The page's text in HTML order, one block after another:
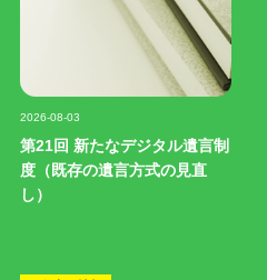
2026-08-03
第21回 新たなデジタル遺言制
度（既存の遺言方式の見直
し）